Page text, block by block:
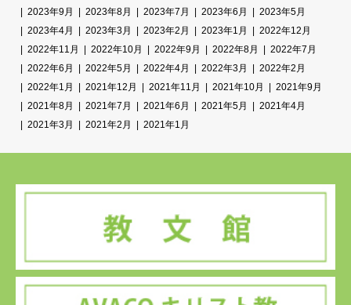
2023年9月
2023年8月 2023年7月 2023年6月
2023年5月
2023年4月
2023年3月 2023年2月 2023年1月
2022年12月
2022年11月
2022年10月 2022年9月 2022年8月
2022年7月
2022年6月
2022年5月 2022年4月 2022年3月
2022年2月
2022年1月
2021年12月 2021年11月 2021年10月
2021年9月
2021年8月
2021年7月 2021年6月 2021年5月
2021年4月
2021年3月
2021年2月 2021年1月